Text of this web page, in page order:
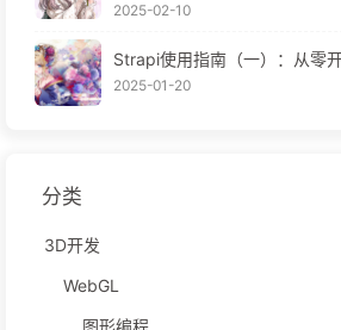
2025-02-10
Strapi使用指南（一）：从零
2025-01-20
分类
3D开发
WebGL